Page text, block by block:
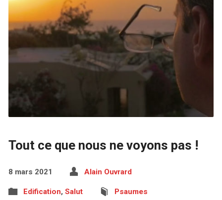
Tout ce que nous ne voyons pas !
8 mars 2021 Alain Ouvrard
Edification, Salut Psaumes